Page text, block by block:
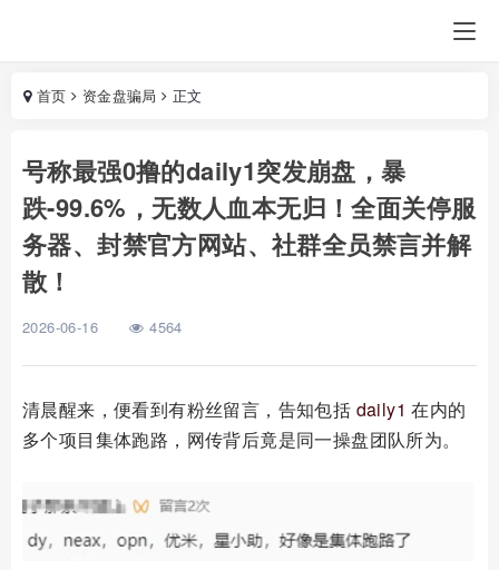
首页 资金盘骗局 正文
号称最强0撸的daily1突发崩盘，暴
跌-99.6%，无数人血本无归！全面关停服
务器、封禁官方网站、社群全员禁言并解
散！
2026-06-16 4564
清晨醒来，便看到有粉丝留言，告知包括 daily1 在内的
多个项目集体跑路，网传背后竟是同一操盘团队所为。